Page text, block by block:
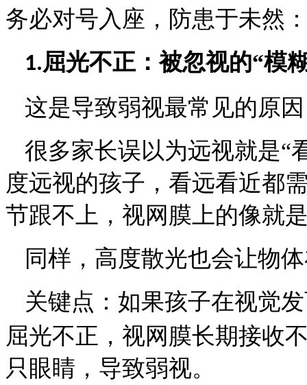
务必对号入座，防患于未然
1.屈光不正：被忽视的“模
这是导致弱视最常见的原
很多家长误以为远视就是“
度远视的孩子，看远看近都
节跟不上，视网膜上的像就
同样，高度散光也会让物
关键点： 如果孩子在视觉
屈光不正，视网膜长期接收
只眼睛，导致弱视。